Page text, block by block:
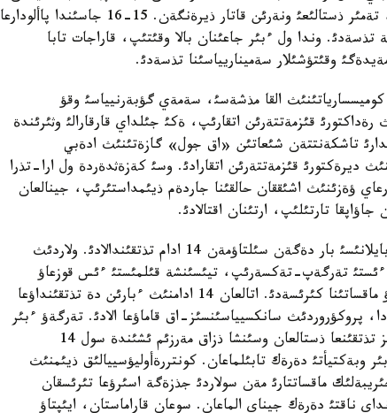
ارابشا حات تانؤ، وقؤ ذستئنة، اعاش بةرةلئگئ، تةمئر ذستالئعئ ونةرئن قاتار ذيرةنگةن. 15-16 جاسئندا پاألودارعا
وندا ول ءبئر جاعئنان بالا وقئتئپ، قاراجات تابا
كوميسسارياتئنئث القا مذشةسئ، سةمةي گؤبةرنيياسئ وقؤ
قئزمةتتةرئن اتقارئپ، ةكئ جئلداي قارقارالئ وثئرئندة
قئزمةتتة بولادئ. 1924-1929 جئلدارئ تاشكةنتتةن شئعاتئن «اق جول» گازةتئنئث ادةبي
ديرةكتورئ قئزمةتتةرئن اتقارادئ. وسئ كةزةثدةردة ول ارا-تذرا
ؤةزئنئث اشئققان حالقئنا جاردةم ذيئمداستئرئپ، جينالعان
تارتئلئپ، ارتئنان اقتالادئ.
1929 جئلئ قازاقستانداعئ ذلتشئلدئق ذيئممةن بايلانئسئ بار دةگةن سئلتاؤمةن 14 ادام تذتقئندالادئ. ولاردئث
ءئستئ تةرگةپ-تةكسةرئپ، تيئسئنشة قئلمئستئ ءئس قوزعاؤ
جايئندا قاؤلئ قابئلداماستان-اق بئردةن ايئپتاؤ ماقساتئنا كئرئسةدئ. اتالعان 14 ادامنئث ءبارئن دة تذتقئنداؤعا
پروكؤروردئث سانكسيياسئنسئز-اق قاماؤعا الادئ. تةرگةؤ ءبئر
جئلدان استام ؤاقئت جذرگئزئلگةن جانة زاثسئز تذتقئنعا ذستالعان وسئنشا ذزاق مةرزئم ئشئندة سول 14
وبةكتيأتئ دةرةك تابئلماعان. كونتررةأوليؤسييالئق ذيئمنئث
ماقساتتارئ مةن سولاردئ جذزةگة اسئرؤعا تئرئسقان
ناقتئ دةرةك جيناي الماعان. سوعان قاراماستان، ايئپتاؤ